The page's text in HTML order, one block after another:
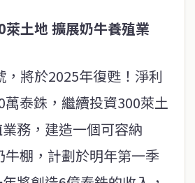
萊土地 擴展奶牛養殖業
，將於2025年復甦！淨利
泰銖，繼續投資300萊土
務，建造一個可容納
牛棚，計劃於明年第一季